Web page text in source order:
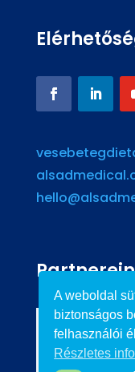
A weboldal
biztonságos
felhasználói
Részletes